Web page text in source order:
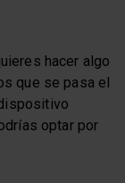
hacer algo
que se pasa el
optar por